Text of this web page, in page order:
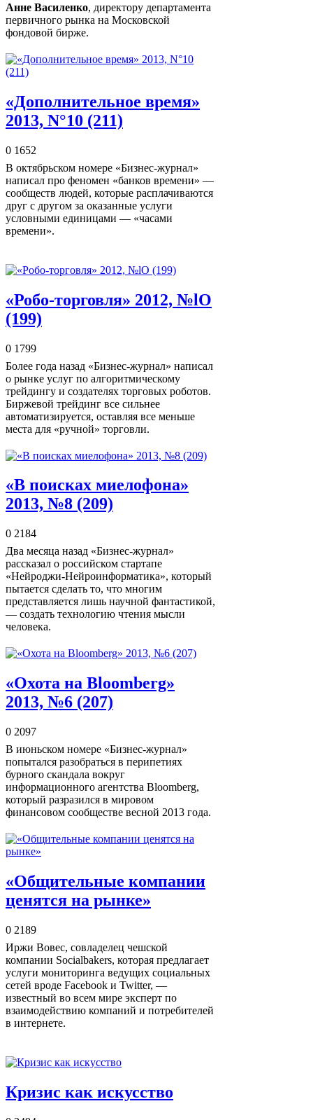
Анне Василенко, директору департамента
первичного рынка на Московской
фондовой бирже.
«Дополнительное время»
2013, N°10 (211)
0 1652
В октябрьском номере «Бизнес-журнал»
написал про феномен «банков времени» —
сообществ людей, которые расплачиваются
друг с другом за оказанные услуги
условными единицами — «часами
времени».
«Робо-торговля» 2012, №lO
(199)
0 1799
Более года назад «Бизнес-журнал» написал
о рынке услуг по алгоритмическому
трейдингу и создателях торговых роботов.
Биржевой трейдинг все сильнее
автоматизируется, оставляя все меньше
места для «ручной» торговли.
«В поисках миелофона»
2013, №8 (209)
0 2184
Два месяца назад «Бизнес-журнал»
рассказал о российском стартапе
«Нейроджи-Нейроинформатика», который
пытается сделать то, что многим
представляется лишь научной фантастикой,
— создать технологию чтения мысли
человека.
«Охота на Bloomberg»
2013, №6 (207)
0 2097
В июньском номере «Бизнес-журнал»
попытался разобраться в перипетиях
бурного скандала вокруг
информационного агентства Bloomberg,
который разразился в мировом
финансовом сообществе весной 2013 года.
«Общительные компании
ценятся на рынке»
0 2189
Иржи Вовес, совладелец чешской
компании Socialbakers, которая предлагает
услуги мониторинга ведущих социальных
сетей вроде Facebook и Twitter, —
известный во всем мире эксперт по
взаимодействию компаний и потребителей
в интернете.
Кризис как искусство